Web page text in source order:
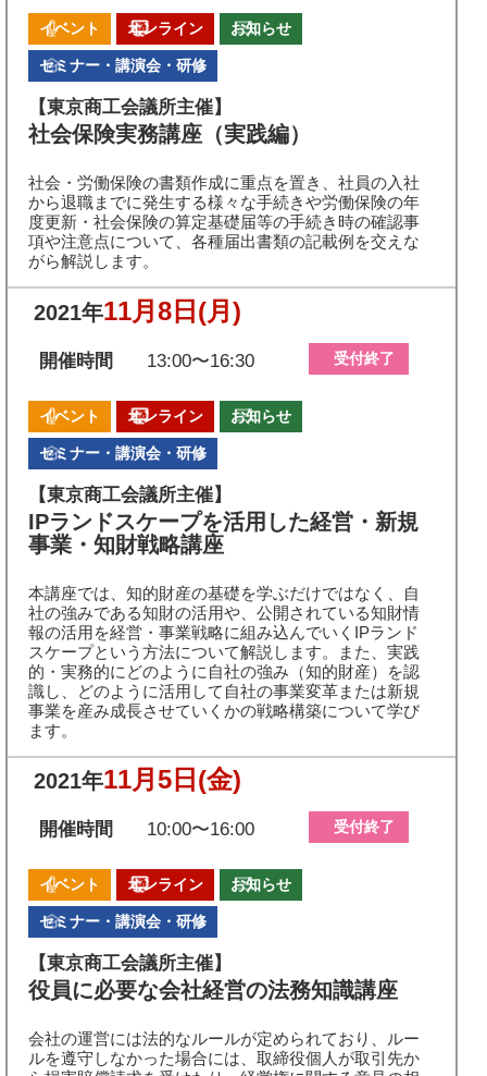
イベント オンライン お知らせ
セミナー・講演会・研修
【東京商工会議所主催】
社会保険実務講座（実践編）
社会・労働保険の書類作成に重点を置き、社員の入社
から退職までに発生する様々な手続きや労働保険の年
度更新・社会保険の算定基礎届等の手続き時の確認事
項や注意点について、各種届出書類の記載例を交えな
がら解説します。
2021年11月8日 (月)
開催時間 13:00〜16:30 受付終了
イベント オンライン お知らせ
セミナー・講演会・研修
【東京商工会議所主催】
IPランドスケープを活用した経営・新規
事業・知財戦略講座
本講座では、知的財産の基礎を学ぶだけではなく、自
社の強みである知財の活用や、公開されている知財情
報の活用を経営・事業戦略に組み込んでいくIPランド
スケープという方法について解説します。また、実践
的・実務的にどのように自社の強み（知的財産）を認
識し、どのように活用して自社の事業変革または新規
事業を産み成長させていくかの戦略構築について学び
ます。
2021年11月5日 (金)
開催時間 10:00〜16:00 受付終了
イベント オンライン お知らせ
セミナー・講演会・研修
【東京商工会議所主催】
役員に必要な会社経営の法務知識講座
会社の運営には法的なルールが定められており、ルー
ルを遵守しなかった場合には、取締役個人が取引先か